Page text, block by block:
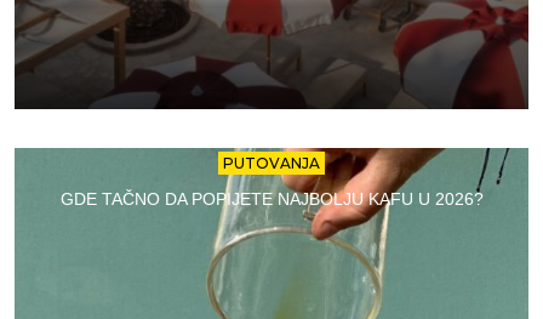
PUTOVANJA
GDE TAČNO DA POPIJETE NAJBOLJU KAFU U 2026?